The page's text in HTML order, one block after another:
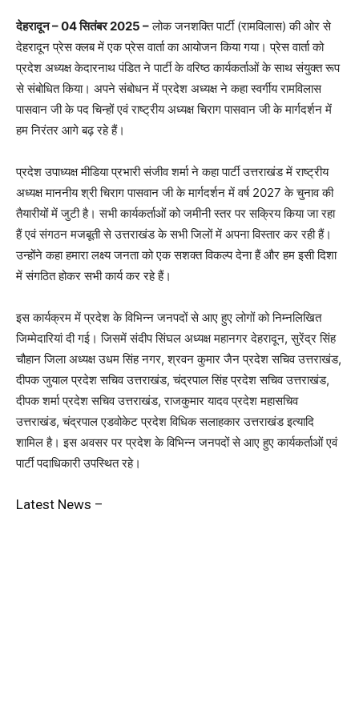
देहरादून – 04 सितंबर 2025 –लोक जनशक्ति पार्टी (रामविलास) की ओर से
देहरादून प्रेस क्लब में एक प्रेस वार्ता का आयोजन किया गया। प्रेस वार्ता को
प्रदेश अध्यक्ष केदारनाथ पंडित ने पार्टी के वरिष्ठ कार्यकर्ताओं के साथ संयुक्त रूप
से संबोधित किया। अपने संबोधन में प्रदेश अध्यक्ष ने कहा स्वर्गीय रामविलास
पासवान जी के पद चिन्हों एवं राष्ट्रीय अध्यक्ष चिराग पासवान जी के मार्गदर्शन में
हम निरंतर आगे बढ़ रहे हैं।
प्रदेश उपाध्यक्ष मीडिया प्रभारी संजीव शर्मा ने कहा पार्टी उत्तराखंड में राष्ट्रीय
अध्यक्ष माननीय श्री चिराग पासवान जी के मार्गदर्शन में वर्ष 2027 के चुनाव की
तैयारीयों में जुटी है। सभी कार्यकर्ताओं को जमीनी स्तर पर सक्रिय किया जा रहा
हैं एवं संगठन मजबूती से उत्तराखंड के सभी जिलों में अपना विस्तार कर रही हैं।
उन्होंने कहा हमारा लक्ष्य जनता को एक सशक्त विकल्प देना हैं और हम इसी दिशा
में संगठित होकर सभी कार्य कर रहे हैं।
इस कार्यक्रम में प्रदेश के विभिन्न जनपदों से आए हुए लोगों को निम्नलिखित
जिम्मेदारियां दी गई। जिसमें संदीप सिंघल अध्यक्ष महानगर देहरादून, सुरेंद्र सिंह
चौहान जिला अध्यक्ष उधम सिंह नगर, श्रवन कुमार जैन प्रदेश सचिव उत्तराखंड,
दीपक जुयाल प्रदेश सचिव उत्तराखंड, चंद्रपाल सिंह प्रदेश सचिव उत्तराखंड,
दीपक शर्मा प्रदेश सचिव उत्तराखंड, राजकुमार यादव प्रदेश महासचिव
उत्तराखंड, चंद्रपाल एडवोकेट प्रदेश विधिक सलाहकार उत्तराखंड इत्यादि
शामिल है। इस अवसर पर प्रदेश के विभिन्न जनपदों से आए हुए कार्यकर्ताओं एवं
पार्टी पदाधिकारी उपस्थित रहे।
Latest News –